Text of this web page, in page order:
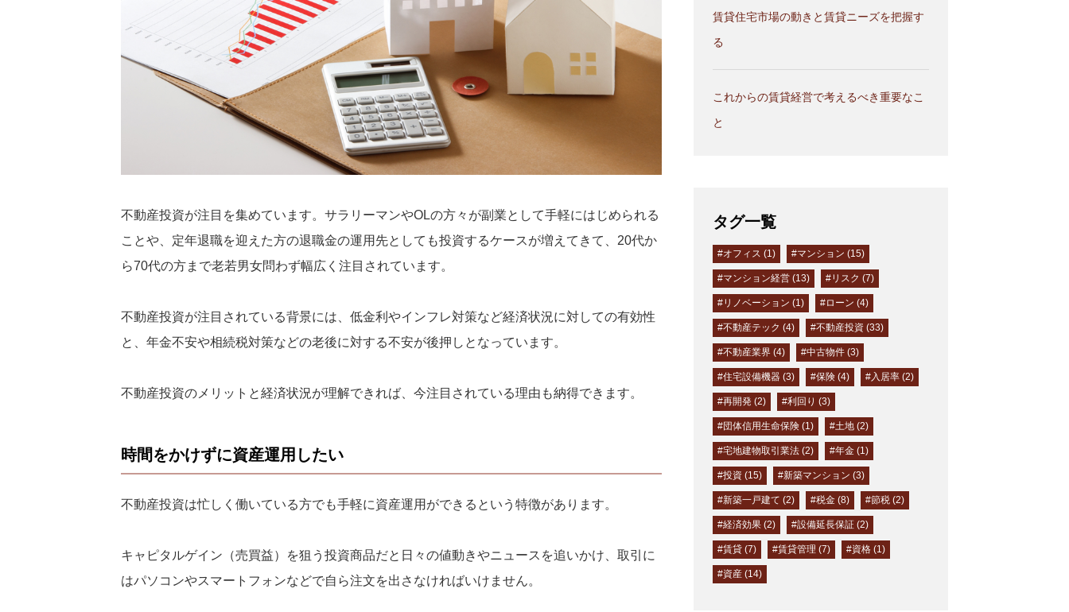
不動産投資が注目を集めています。サラリーマンやOLの方々が副業として手軽にはじめられる
ことや、定年退職を迎えた方の退職金の運用先としても投資するケースが増えてきて、20代か
ら70代の方まで老若男女問わず幅広く注目されています。
不動産投資が注目されている背景には、低金利やインフレ対策など経済状況に対しての有効性
と、年金不安や相続税対策などの老後に対する不安が後押しとなっています。
不動産投資のメリットと経済状況が理解できれば、今注目されている理由も納得できます。
時間をかけずに資産運用したい
不動産投資は忙しく働いている方でも手軽に資産運用ができるという特徴があります。
キャピタルゲイン（売買益）を狙う投資商品だと日々の値動きやニュースを追いかけ、取引に
はパソコンやスマートフォンなどで自ら注文を出さなければいけません。
賃貸住宅市場の動きと賃貸ニーズを把握す
る
これからの賃貸経営で考えるべき重要なこ
と
タグ一覧
#オフィス (1) #マンション (15)
#マンション経営 (13) #リスク (7)
#リノベーション (1) #ローン (4)
#不動産テック (4) #不動産投資 (33)
#不動産業界 (4) #中古物件 (3)
#住宅設備機器 (3) #保険 (4) #入居率 (2)
#再開発 (2) #利回り (3)
#団体信用生命保険 (1) #土地 (2)
#宅地建物取引業法 (2) #年金 (1)
#投資 (15) #新築マンション (3)
#新築一戸建て (2) #税金 (8) #節税 (2)
#経済効果 (2) #設備延長保証 (2)
#賃貸 (7) #賃貸管理 (7) #資格 (1)
#資産 (14)